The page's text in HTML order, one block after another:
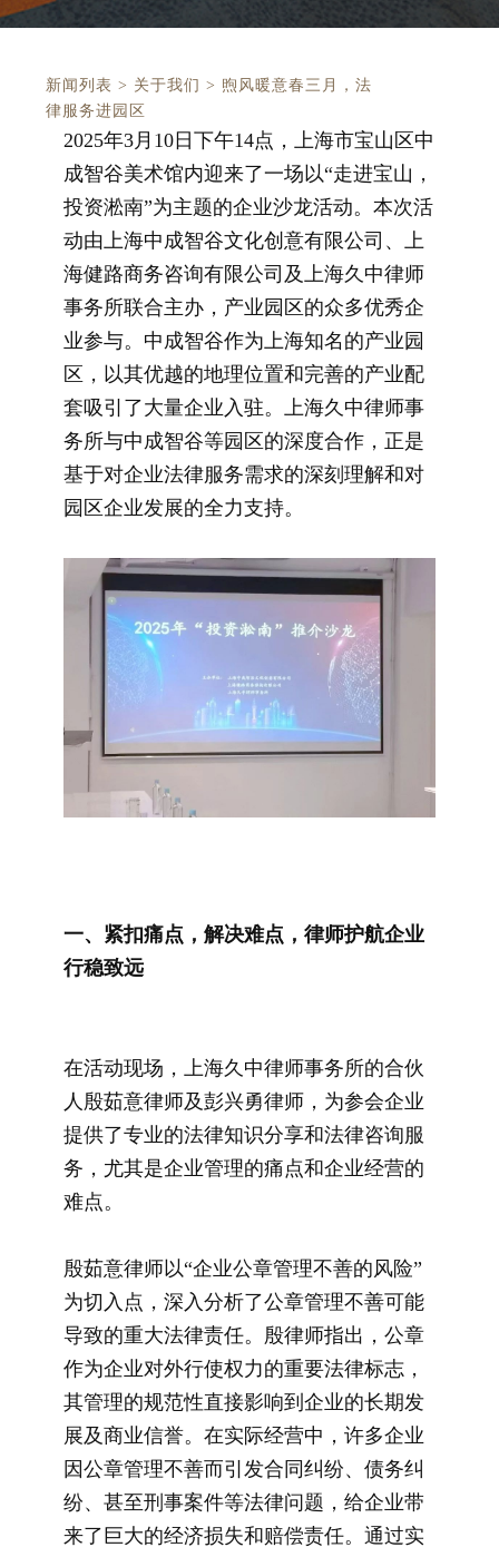
新闻列表 > 关于我们 > 煦风暖意春三月，法
律服务进园区
2025年3月10日下午14点，上海市宝山区中
成智谷美术馆内迎来了一场以“走进宝山，
投资淞南”为主题的企业沙龙活动。本次活
动由上海中成智谷文化创意有限公司、上
海健路商务咨询有限公司及上海久中律师
事务所联合主办，产业园区的众多优秀企
业参与。中成智谷作为上海知名的产业园
区，以其优越的地理位置和完善的产业配
套吸引了大量企业入驻。上海久中律师事
务所与中成智谷等园区的深度合作，正是
基于对企业法律服务需求的深刻理解和对
园区企业发展的全力支持。
一、紧扣痛点，解决难点，律师护航企业
行稳致远
在活动现场，上海久中律师事务所的合伙
人殷茹意律师及彭兴勇律师，为参会企业
提供了专业的法律知识分享和法律咨询服
务，尤其是企业管理的痛点和企业经营的
难点。
殷茹意律师以“企业公章管理不善的风险”
为切入点，深入分析了公章管理不善可能
导致的重大法律责任。殷律师指出，公章
作为企业对外行使权力的重要法律标志，
其管理的规范性直接影响到企业的长期发
展及商业信誉。在实际经营中，许多企业
因公章管理不善而引发合同纠纷、债务纠
纷、甚至刑事案件等法律问题，给企业带
来了巨大的经济损失和赔偿责任。通过实